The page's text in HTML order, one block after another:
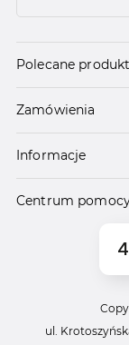
Polecane
Zamówienia
Informacje
Centrum
ul.